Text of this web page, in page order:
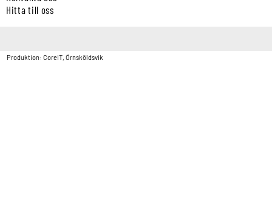
Hitta till oss
Produktion: CoreIT, Örnsköldsvik